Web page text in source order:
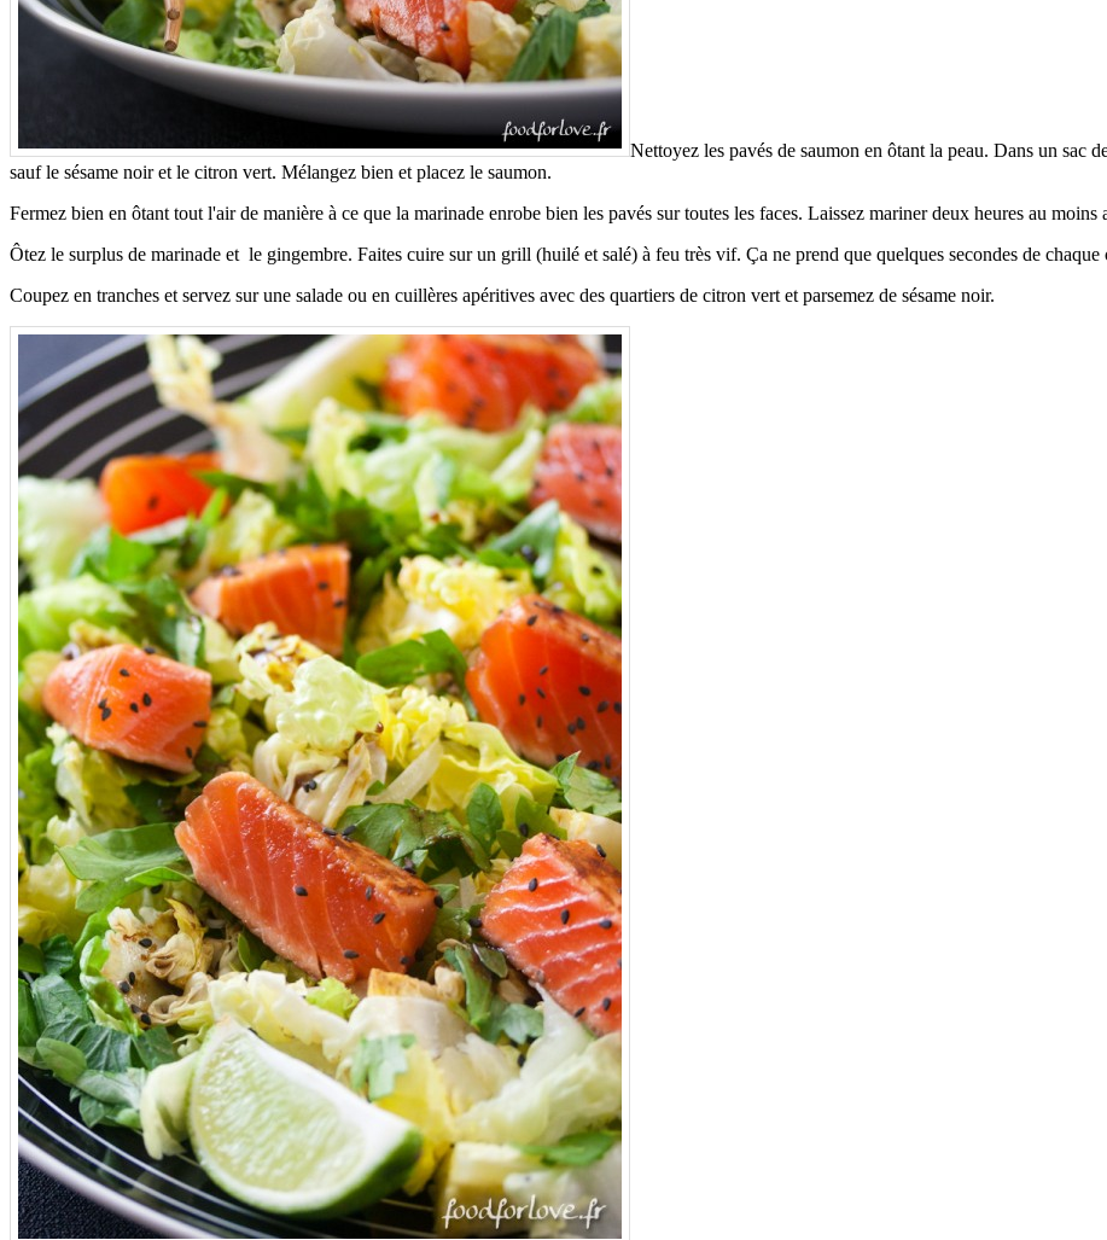
Nettoyez les pavés de saumon en ôtant la peau. Dans un sac
sauf le sésame noir et le citron vert. Mélangez bien et placez le saumon.
Fermez bien en ôtant tout l'air de manière à ce que la marinade enrobe bien les pavés sur toutes les faces. Laissez mariner deux heures au moins
Ôtez le surplus de marinade et le gingembre. Faites cuire sur un grill (huilé et salé) à feu très vif. Ça ne prend que quelques secondes de chaque
Coupez en tranches et servez sur une salade ou en cuillères apéritives avec des quartiers de citron vert et parsemez de sésame noir.